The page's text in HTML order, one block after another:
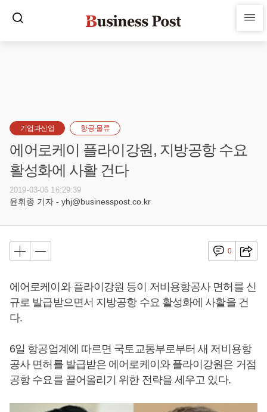
기업과산업 항공·물류
에어로케이 플라이강원, 지방공항 수요
활성화에 사활 건다
2019-03-06 16:29:39
윤휘종 기자 - yhj@businesspost.co.kr
0
에어로케이와 플라이강원 등이 저비용항공사 면허를 신
규로 발급받으면서 지방공항 수요 활성화에 사활을 건
다.
6일 항공업계에 따르면 국토교통부로부터 새 저비용항
공사 면허를 발급받은 에어로케이와 플라이강원은 거점
공항 수요를 끌어올리기 위한 전략을 세우고 있다.